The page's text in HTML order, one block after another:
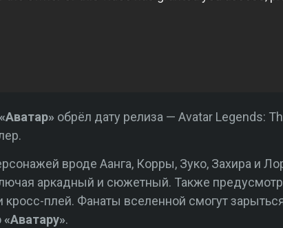
«Аватар» обрёл дату релиза — Avatar Legends:
вроде Аанга, Корры, Зуко, Захира и
аркадный и сюжетный. Также
кросс-плей. Фанаты вселенной смогут
«Аватару».